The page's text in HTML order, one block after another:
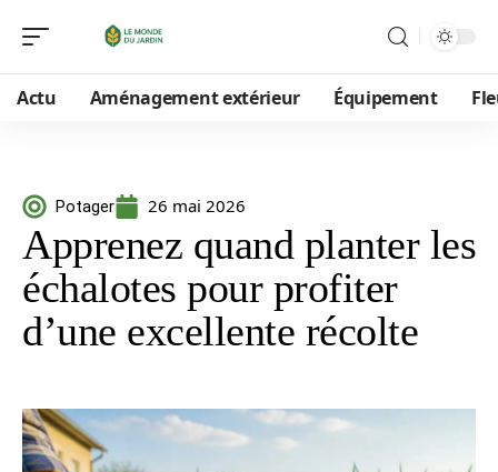
Actu Aménagement extérieur Équipement
Potager 26 mai 2026
Apprenez quand planter les
échalotes pour profiter
d’une excellente récolte